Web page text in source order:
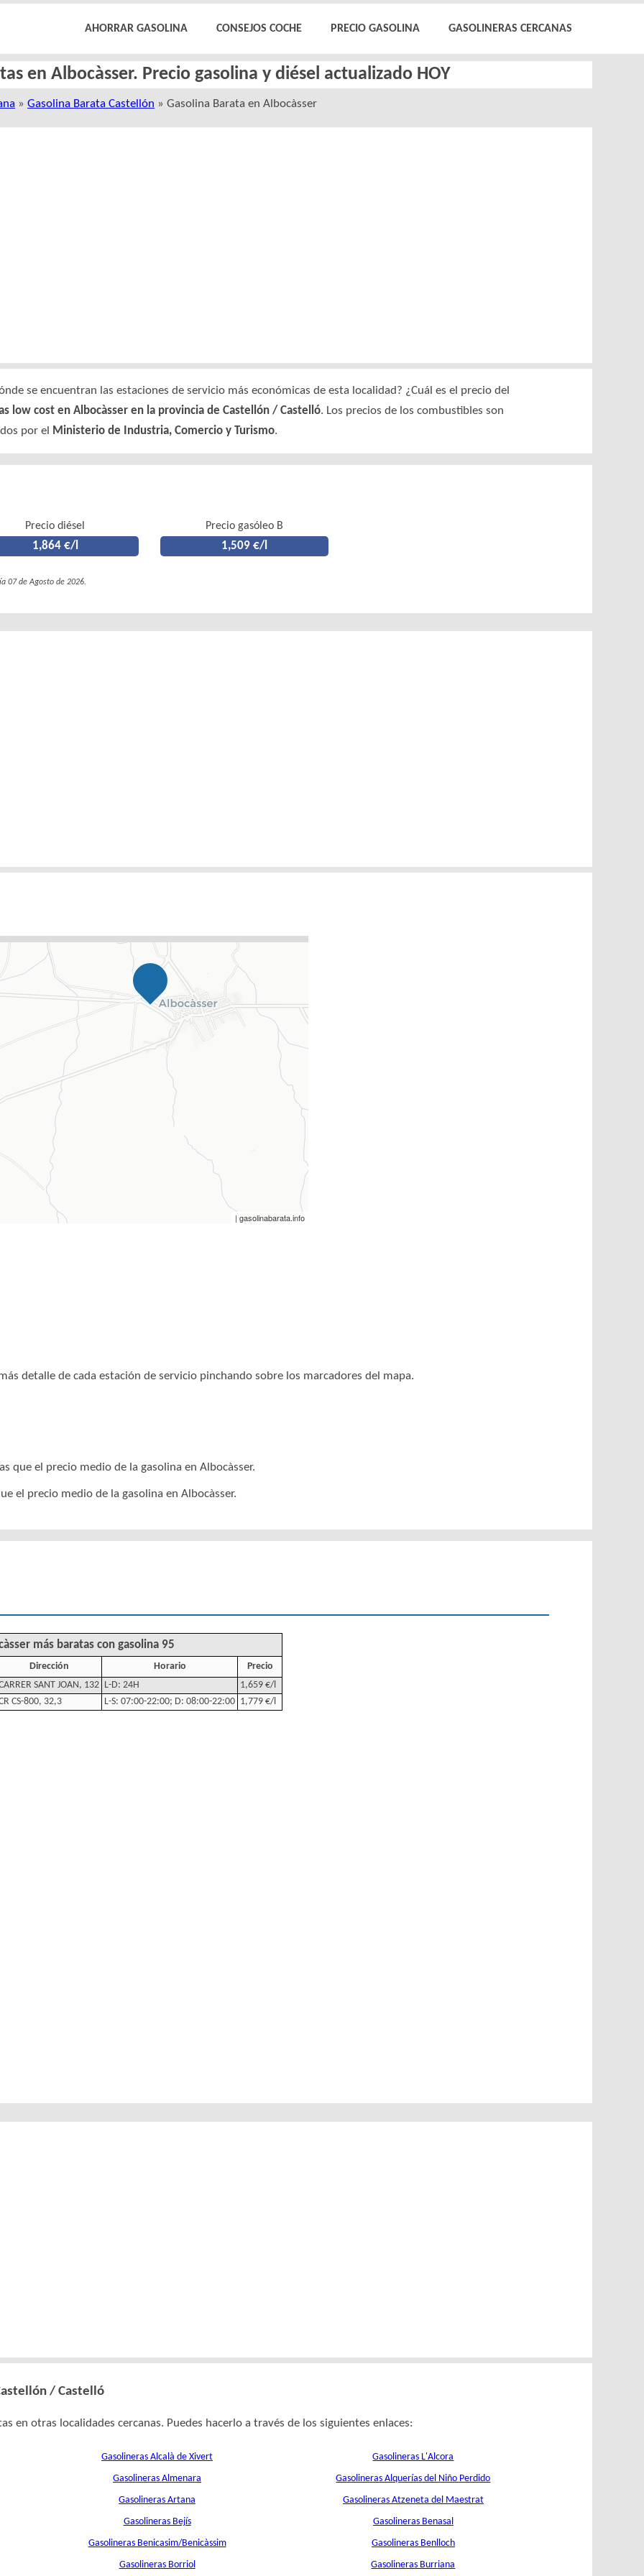
AHORRAR GASOLINA CONSEJOS COCHE PRECIO GASOLINA GASOLINERAS CERCANAS
en Albocàsser. Precio gasolina y diésel actualizado HOY
» Gasolina Barata Castellón » Gasolina Barata en Albocàsser
se encuentran las estaciones de servicio más económicas de esta localidad? ¿Cuál es el precio del
low cost en Albocàsser en la provincia de Castellón / Castelló. Los precios de los combustibles son
por el
Ministerio de Industria, Comercio y Turismo.
Precio diésel
1,864 €/l
Precio gasóleo B
1,509 €/l
07 de Agosto de 2026.
| gasolinabarata.info
detalle de cada estación de servicio pinchando sobre los marcadores del mapa.
que el precio medio de la gasolina en Albocàsser.
el precio medio de la gasolina en Albocàsser.
más baratas con gasolina 95
Dirección Horario
Precio
SANT JOAN, 132 L-D: 24H
1,659 €/l
CS-800, 32,3
L-S: 07:00-22:00; D: 08:00-22:00 1,779 €/l
/ Castelló
en otras localidades cercanas. Puedes hacerlo a través de los siguientes enlaces:
Gasolineras Alcalà de Xivert Gasolineras L'Alcora
Gasolineras Almenara Gasolineras Alquerías del Niño Perdido
Gasolineras Artana Gasolineras Atzeneta del Maestrat
Gasolineras Bejís Gasolineras Benasal
Gasolineras Benicasim/Benicàssim Gasolineras Benlloch
Gasolineras Borriol Gasolineras Burriana